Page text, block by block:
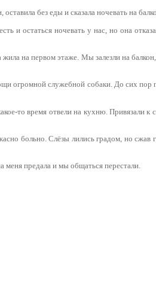
без еды и сказала ночевать на
и остаться ночевать у нас, но она
на первом этаже. Мы залезли на
огромной служебной собаки. До сих пор
то время отвели на кухню. Привязали к
больно. Слёзы лились градом, но сжав
предала и мы общаться перестали.